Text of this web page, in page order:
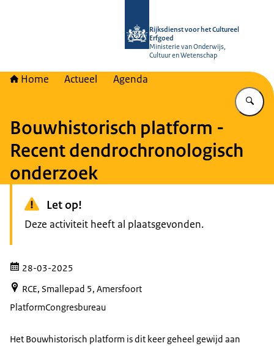
Rijksdienst voor het Cultureel
Erfgoed
Ministerie van Onderwijs,
Cultuur en Wetenschap
Home Actueel Agenda
Bouwhistorisch platform -
Recent dendrochronologisch
onderzoek
Let op!
Deze activiteit heeft al plaatsgevonden.
28-03-2025
RCE, Smallepad 5, Amersfoort
PlatformCongresbureau
Het Bouwhistorisch platform is dit keer geheel gewijd aan